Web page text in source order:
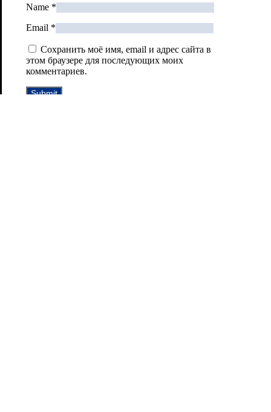
Name *
Email *
Сохранить моё имя, email и адрес сайта в
этом браузере для последующих моих
комментариев.